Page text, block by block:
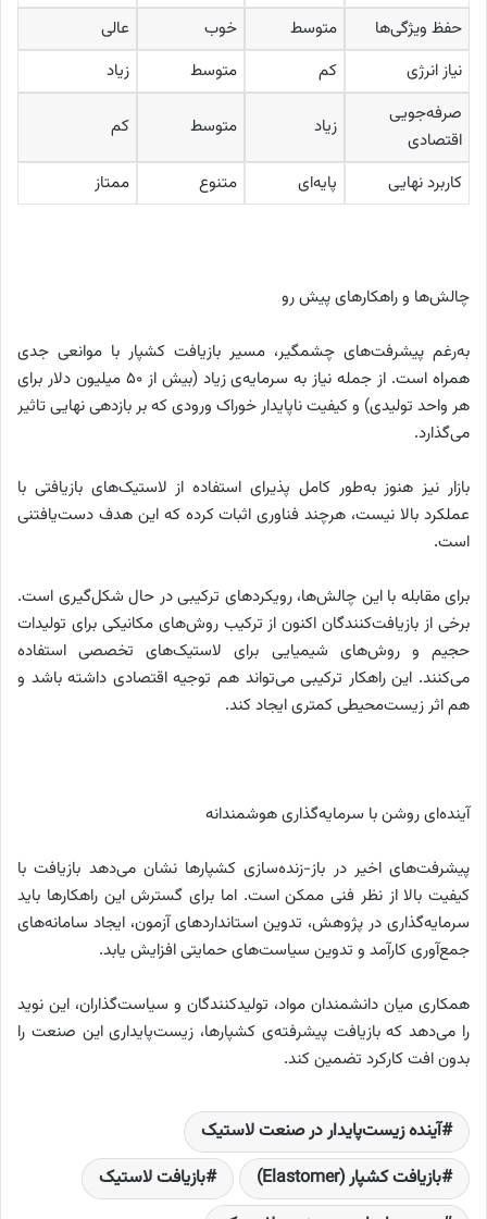
حفظ ویژگی‌ها
متوسط خوب
عالی
نیاز انرژی
کم متوسط
زیاد
صرفه‌جویی
اقتصادی
زیاد متوسط کم
کاربرد نهایی پایه‌ای متنوع ممتاز
چالش‌ها و راهکارهای پیش رو
به‌رغم پیشرفت‌های چشمگیر، مسیر بازیافت کشپار با موانعی جدی
همراه است. از جمله نیاز به سرمایه‌ی زیاد (بیش از ۵۰ میلیون دلار برای
هر واحد تولیدی) و کیفیت ناپایدار خوراک ورودی که بر بازدهی نهایی تاثیر
می‌گذارد.
بازار نیز هنوز به‌طور کامل پذیرای استفاده از لاستیک‌های بازیافتی با
عملکرد بالا نیست، هرچند فناوری اثبات کرده که این هدف دست‌یافتنی‌
است.
برای مقابله با این چالش‌ها، رویکردهای ترکیبی در حال شکل‌گیری است.
برخی از بازیافت‌کنندگان اکنون از ترکیب روش‌های مکانیکی برای تولیدات
حجیم و روش‌های شیمیایی برای لاستیک‌های تخصصی استفاده
می‌کنند. این راهکار ترکیبی می‌تواند هم توجیه اقتصادی داشته باشد و
هم اثر زیست‌محیطی کمتری ایجاد کند.
آینده‌ای روشن با سرمایه‌گذاری هوشمندانه
پیشرفت‌های اخیر در باز-زنده‌سازی کشپارها نشان می‌دهد بازیافت با
کیفیت بالا از نظر فنی ممکن است. اما برای گسترش این راهکارها باید
سرمایه‌گذاری در پژوهش، تدوین استانداردهای آزمون، ایجاد سامانه‌های
جمع‌آوری کارآمد و تدوین سیاست‌های حمایتی افزایش یابد.
همکاری میان دانشمندان مواد، تولیدکنندگان و سیاست‌گذاران، این نوید
را می‌دهد که بازیافت پیشرفته‌‌ی کشپارها، زیست‌پایداری این صنعت را
بدون افت کارکرد تضمین کند.
آینده‌ زیست‌پایدار در صنعت لاستیک
بازیافت کشپار (Elastomer)
بازیافت لاستیک